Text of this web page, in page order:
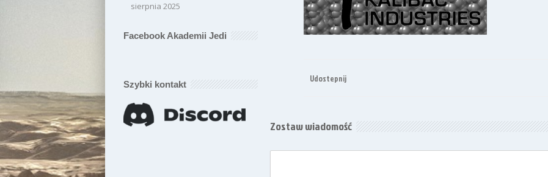
Udostepnij
Zostaw wiadomość
sierpnia 2025
Facebook Akademii Jedi
Szybki kontakt